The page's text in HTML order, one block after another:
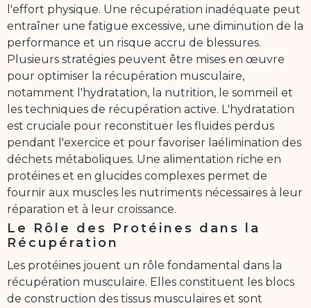
l'effort physique. Une récupération inadéquate peut
entraîner une fatigue excessive, une diminution de la
performance et un risque accru de blessures.
Plusieurs stratégies peuvent être mises en œuvre
pour optimiser la récupération musculaire,
notamment l'hydratation, la nutrition, le sommeil et
les techniques de récupération active. L'hydratation
est cruciale pour reconstituer les fluides perdus
pendant l'exercice et pour favoriser laélimination des
déchets métaboliques. Une alimentation riche en
protéines et en glucides complexes permet de
fournir aux muscles les nutriments nécessaires à leur
réparation et à leur croissance.
Le Rôle des Protéines dans la
Récupération
Les protéines jouent un rôle fondamental dans la
récupération musculaire. Elles constituent les blocs
de construction des tissus musculaires et sont